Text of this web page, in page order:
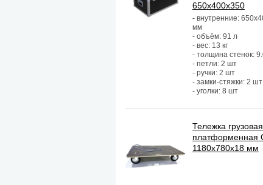
650х400х350
- внутренние:
мм
- объём: 91 л
- вес: 13 кг
- толщина стенок:
- петли: 2 шт
- ручки: 2 шт
- замки-стяжки: 2 шт
- уголки: 8 шт
Тележка грузовая
платформенная
1180х780х18 мм